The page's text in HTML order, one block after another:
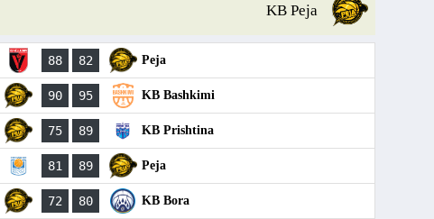
KB Peja
88 82 Peja
90 95 KB Bashkimi
75 89 KB Prishtina
81 89 Peja
72 80 KB Bora